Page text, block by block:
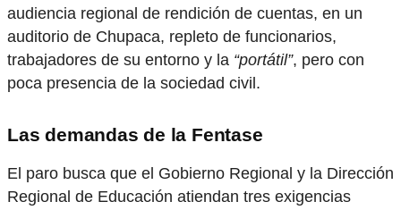
audiencia regional de rendición de cuentas, en un
auditorio de Chupaca, repleto de funcionarios,
trabajadores de su entorno y la “portátil”, pero con
poca presencia de la sociedad civil.
Las demandas de la Fentase
El paro busca que el Gobierno Regional y la Dirección
Regional de Educación atiendan tres exigencias